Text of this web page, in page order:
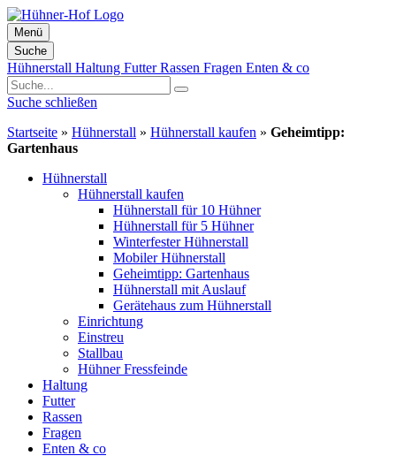
Menü
Suche
Zum
Inhalt
springen
Hühnerstall Haltung FutterRassen Fragen Enten & co
Suche schließen
Startseite » Hühnerstall » Hühnerstall kaufen » Geheimtipp:
Gartenhaus
Hühnerstall
Hühnerstall kaufen
Hühnerstall für 10 Hühner
Hühnerstall für 5 Hühner
Winterfester Hühnerstall
Mobiler Hühnerstall
Geheimtipp: Gartenhaus
Hühnerstall mit Auslauf
Gerätehaus zum Hühnerstall
Einrichtung
Einstreu
Stallbau
Hühner Fressfeinde
Haltung
Futter
Rassen
Fragen
Enten & co